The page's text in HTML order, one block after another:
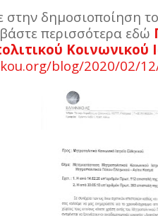
δημοσιοποίηση
περισσότερα εδώ
Κοινωνικού
blog/2020/02/